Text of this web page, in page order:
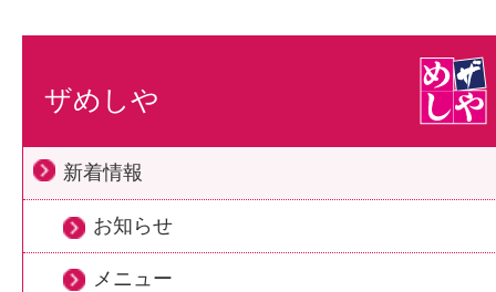
ザめしや
新着情報
お知らせ
メニュー